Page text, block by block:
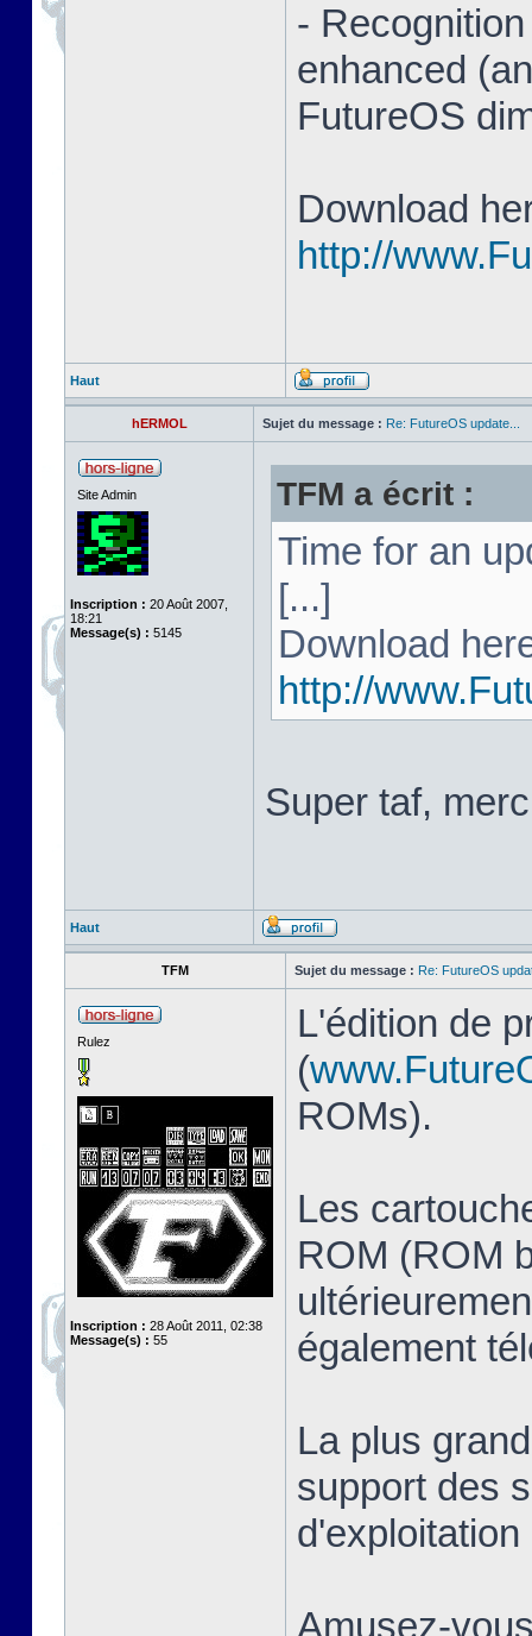
-
enhanced
FutureOS
Download
http://
Haut
hERMOL Sujet du message : Re: FutureOS update...
Site Admin
Inscription : 20 Août 2007,
18:21
Message(s) : 5145
TFM a écrit :
Time for an
[...]
Download
http://
Super taf,
Haut
TFM Sujet du message : Re: FutureOS
Rulez
Inscription : 28 Août 2011, 02:38
Message(s) : 55
L'édition de
(
ROMs).
Les
ROM (ROM
également
La plus
support des
Amusez-